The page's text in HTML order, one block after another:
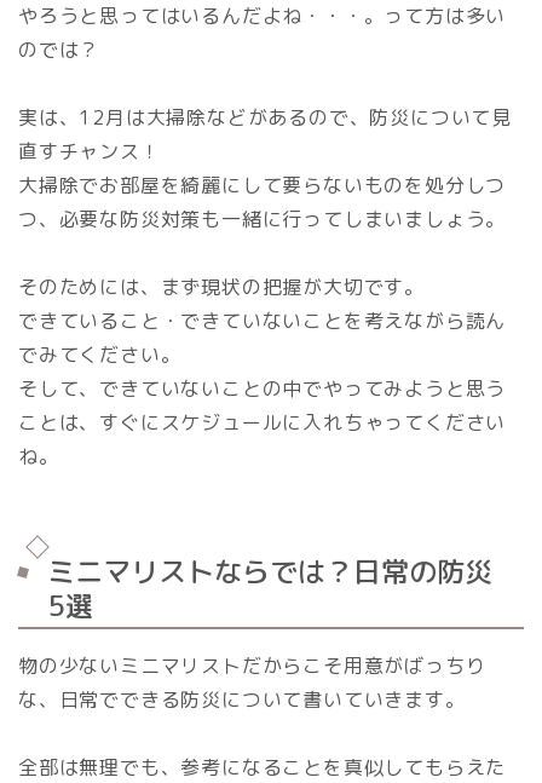
やろうと思ってはいるんだよね・・・。って方は多い
のでは？
実は、12月は大掃除などがあるので、防災について見
直すチャンス！
大掃除でお部屋を綺麗にして要らないものを処分しつ
つ、必要な防災対策も一緒に行ってしまいましょう。
そのためには、まず現状の把握が大切です。
できていること・できていないことを考えながら読ん
でみてください。
そして、できていないことの中でやってみようと思う
ことは、すぐにスケジュールに入れちゃってください
ね。
ミニマリストならでは？日常の防災
5選
物の少ないミニマリストだからこそ用意がばっちり
な、日常でできる防災について書いていきます。
全部は無理でも、参考になることを真似してもらえた